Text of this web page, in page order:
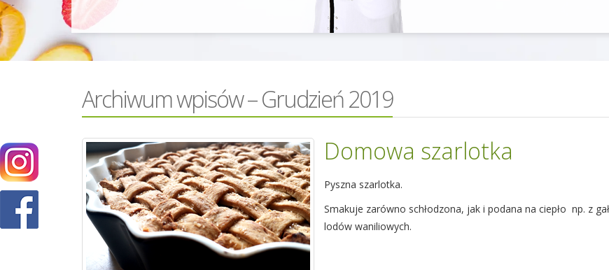
Archiwum wpisów – Grudzień 2019
Domowa szarlotka
Pyszna szarlotka.
Smakuje zarówno schłodzona, jak i podana na ciepło np. z
lodów waniliowych.